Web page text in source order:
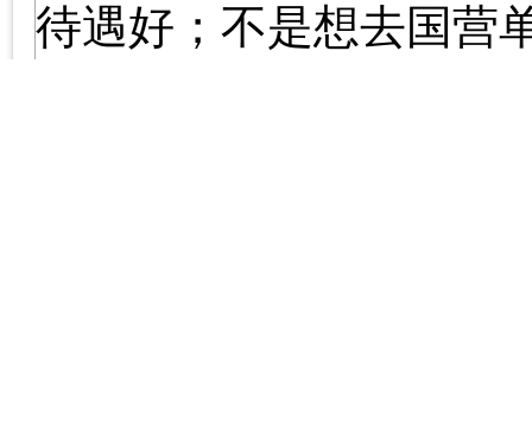
待遇好；不是想去国营